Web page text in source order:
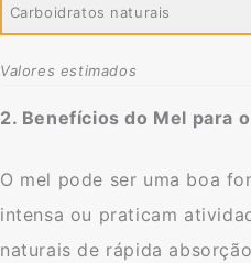
Carboidratos naturais
Valores estimados
2. Benefícios do Mel para
O mel pode ser uma boa
intensa ou praticam
naturais de rápida